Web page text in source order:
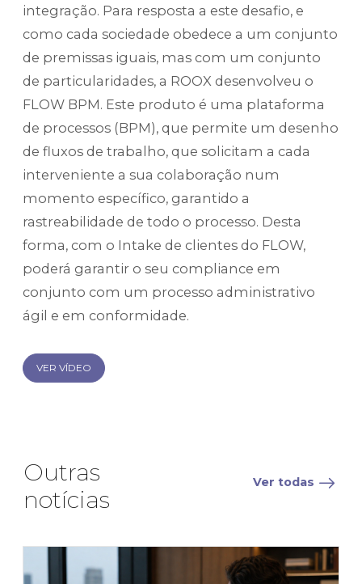
integração. Para resposta a este desafio, e
como cada sociedade obedece a um conjunto
de premissas iguais, mas com um conjunto
de particularidades, a ROOX desenvolveu o
FLOW BPM. Este produto é uma plataforma
de processos (BPM), que permite um desenho
de fluxos de trabalho, que solicitam a cada
interveniente a sua colaboração num
momento específico, garantido a
rastreabilidade de todo o processo. Desta
forma, com o Intake de clientes do FLOW,
poderá garantir o seu compliance em
conjunto com um processo administrativo
ágil e em conformidade.
VER VÍDEO
Outras
notícias
Ver todas